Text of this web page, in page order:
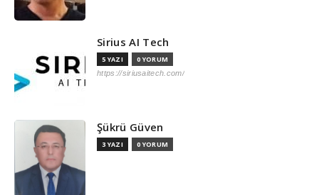
Sirius AI Tech
5 YAZI 0 YORUM
https://siriusaitech.com/
Şükrü Güven
3 YAZI 0 YORUM